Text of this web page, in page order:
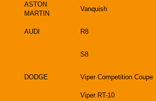
ASTON
MARTIN
Vanquish
AUDI R8
S8
DODGE Viper Competition Coupe
Viper RT-10